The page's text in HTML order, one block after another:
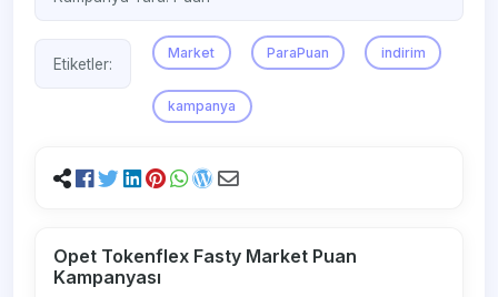
Etiketler:
Market ParaPuan indirim
kampanya
Opet Tokenflex Fasty Market Puan
Kampanyası